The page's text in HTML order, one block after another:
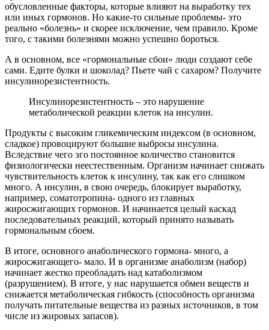
обусловленные факторы, которые влияют на выработку тех
или иных гормонов. Но какие-то сильные проблемы- это
реально «болезнь» и скорее исключение, чем правило. Кроме
того, с такими болезнями можно успешно бороться.
А в основном, все «гормональные сбои» люди создают себе
сами. Едите булки и шоколад? Пьете чай с сахаром? Получите
инсулинорезистентность.
Инсулинорезистентность – это нарушение
метаболической реакции клеток на инсулин.
Продукты с высоким гликемическим индексом (в основном,
сладкое) провоцируют большие выбросы инсулина.
Вследствие чего эго постоянное количество становится
физиологически неестественным. Организм начинает снижать
чувствительность клеток к инсулину, так как его слишком
много. А инсулин, в свою очередь, блокирует выработку,
например, соматотропина- одного из главных
жиросжигающих гормонов. И начинается целый каскад
последовательных реакций, который принято называть
гормональным сбоем.
В итоге, основного анаболического гормона- много, а
жиросжигающего- мало. И в организме анаболизм (набор)
начинает жестко преобладать над катаболизмом
(разрушением). В итоге, у нас нарушается обмен веществ и
снижается метаболическая гибкость (способность организма
получать питательные вещества из разных источников, в том
числе из жировых запасов).